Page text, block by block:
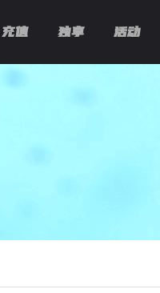
充值 独享 活动